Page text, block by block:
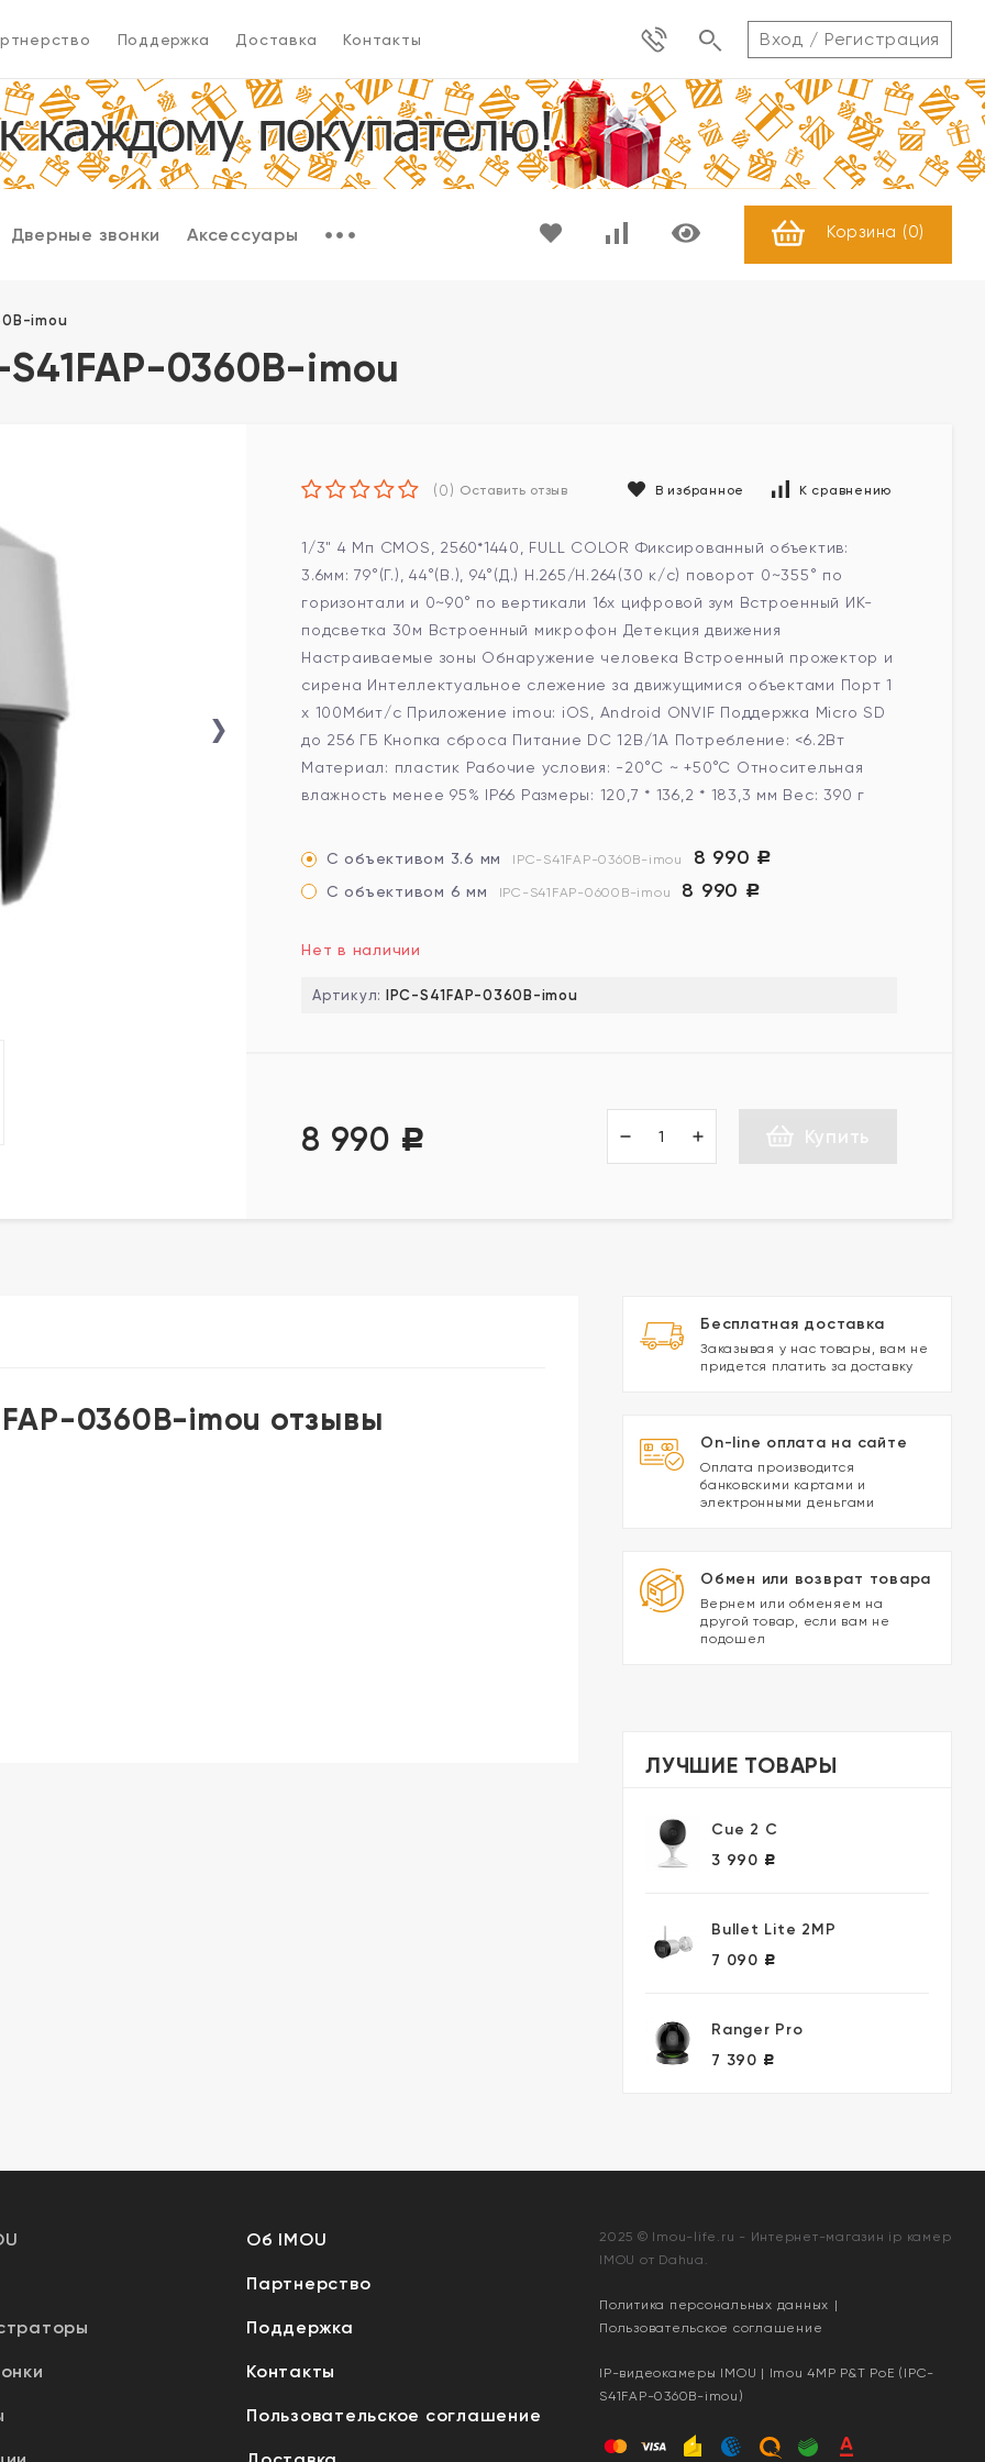
Поддержка Доставка Контакты Вход / Регистрация
Дверные звонки Аксессуары Корзина (0)
imou
0360B-imou
›
(0) Оставить отзыв В избранное К сравнению
1/3" 4 Мп CMOS, 2560*1440, FULL COLOR Фиксированный объектив:
3.6мм: 79°(Г.), 44°(В.), 94°(Д.) H.265/H.264(30 к/с) поворот 0~355° по
горизонтали и 0~90° по вертикали 16x цифровой зум Встроенный ИК-
подсветка 30м Встроенный микрофон Детекция движения
Настраиваемые зоны Обнаружение человека Встроенный прожектор и
сирена Интеллектуальное слежение за движущимися объектами Порт 1
x 100Мбит/с Приложение imou: iOS, Android ONVIF Поддержка Micro SD
до 256 ГБ Кнопка сброса Питание DC 12В/1A Потребление: <6.2Вт
Материал: пластик Рабочие условия: -20°C ~ +50°C Относительная
влажность менее 95% IP66 Размеры: 120,7 * 136,2 * 183,3 мм Вес: 390 г
С объективом 3.6 мм IPC-S41FAP-0360B-imou 8 990 Р
С объективом 6 мм IPC-S41FAP-0600B-imou 8 990 Р
Нет в наличии
Артикул: IPC-S41FAP-0360B-imou
8 990 Р Купить
Бесплатная доставка
Заказывая у нас товары, вам не
придется платить за доставку
On-line оплата на сайте
Оплата производится
банковскими картами и
электронными деньгами
Обмен или возврат товара
Вернем или обменяем на
другой товар, если вам не
подошел
ЛУЧШИЕ ТОВАРЫ
Cue 2 C
3 990
Р
Bullet Lite 2MP
7 090
Р
Ranger Pro
7 390
Р
0360B-imou отзывы
Об IMOU
Партнерство
Поддержка
Контакты
Пользовательское соглашение
2025 © Imou-life.ru - Интернет-магазин ip камер
IMOU от Dahua.
Политика персональных данных |
Пользовательское соглашение
IP-видеокамеры IMOU | Imou 4MP P&T PoE (IPC-
S41FAP-0360B-imou)